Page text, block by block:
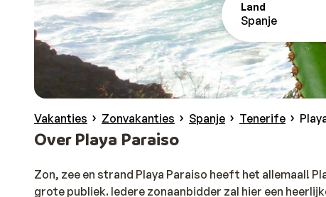
Land
Spanje
Vakanties Zonvakanties Spanje Tenerife
Over Playa Paraiso
Zon, zee en strand Playa Paraiso heeft het allemaal!
grote publiek. Iedere zonaanbidder zal hier een